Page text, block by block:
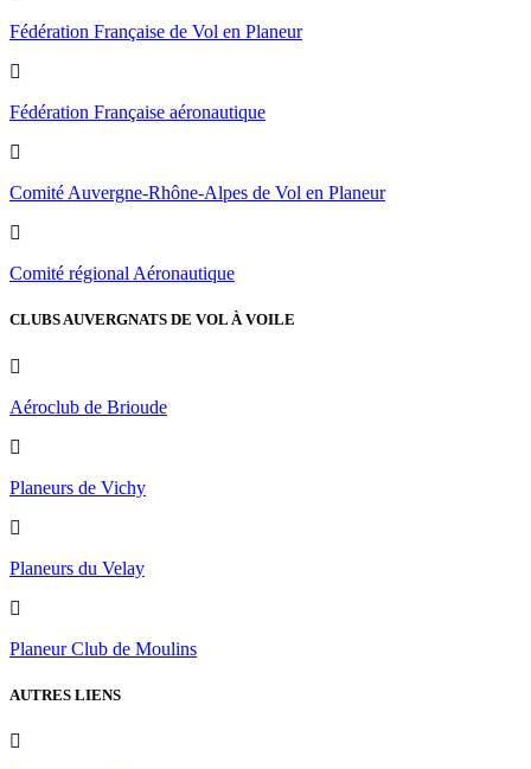
Fédération Française de Vol en Planeur
Fédération Française aéronautique
Comité Auvergne-Rhône-Alpes de Vol en Planeur
Comité régional Aéronautique
CLUBS AUVERGNATS DE VOL À VOILE
Aéroclub de Brioude
Planeurs de Vichy
Planeurs du Velay
Planeur Club de Moulins
AUTRES LIENS